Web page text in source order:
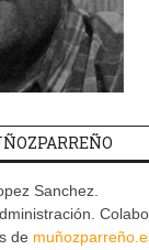
Sanchez.
de